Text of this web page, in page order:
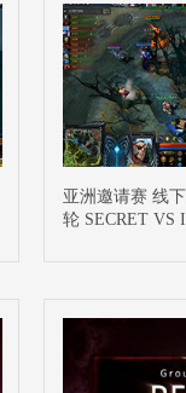
亚洲邀请赛 线
轮 SECRET VS